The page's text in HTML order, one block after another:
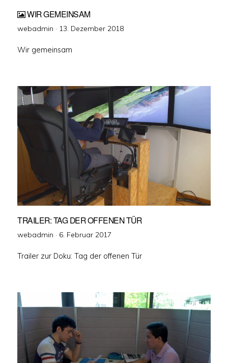
WIR GEMEINSAM
webadmin · Veröffentlicht
13. Dezember 2018
Wir gemeinsam
TRAILER: TAG DER OFFENEN TÜR
webadmin · Veröffentlicht
6. Februar 2017
Trailer zur Doku: Tag der offenen Tür